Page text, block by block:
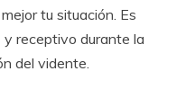
tu situación. Es
receptivo durante la
del vidente.